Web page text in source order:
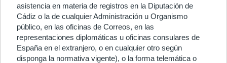
asistencia en materia de registros en la Diputación de
Cádiz o la de cualquier Administración u Organismo
público, en las oficinas de Correos, en las
representaciones diplomáticas u oficinas consulares de
España en el extranjero, o en cualquier otro según
disponga la normativa vigente), o la forma telemática o